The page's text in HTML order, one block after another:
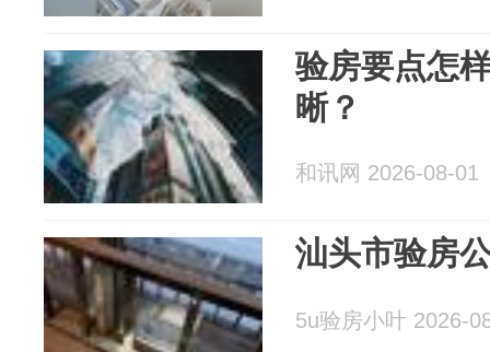
验房要点怎
晰？
和讯网 2026-08-01
汕头市验房
5u验房小叶 2026-